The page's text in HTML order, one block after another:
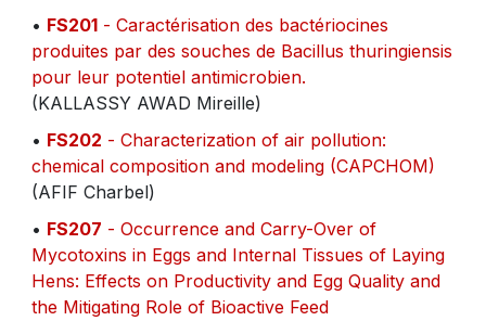
• FS201 - Caractérisation des bactériocines
produites par des souches de Bacillus thuringiensis
pour leur potentiel antimicrobien.
(KALLASSY AWAD Mireille)
• FS202 - Characterization of air pollution:
chemical composition and modeling (CAPCHOM)
(AFIF Charbel)
• FS207 - Occurrence and Carry-Over of
Mycotoxins in Eggs and Internal Tissues of Laying
Hens: Effects on Productivity and Egg Quality and
the Mitigating Role of Bioactive Feed